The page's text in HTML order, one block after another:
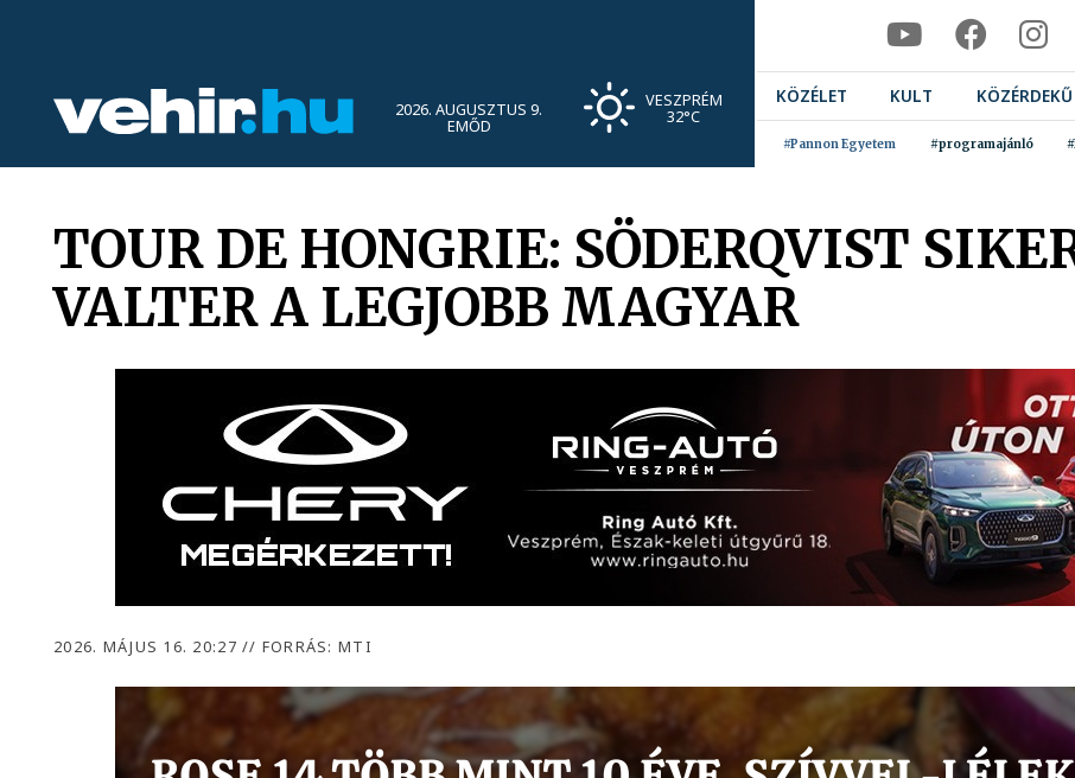
2026. AUGUSZTUS 9.
EMŐD
VESZPRÉM
32°C
KÖZÉLET KULT KÖZÉRDEKŰ
#Pannon Egyetem #programajánló
TOUR DE HONGRIE: SÖDERQVIST
VALTER A LEGJOBB MAGYAR
2026. MÁJUS 16. 20:27// FORRÁS: MTI